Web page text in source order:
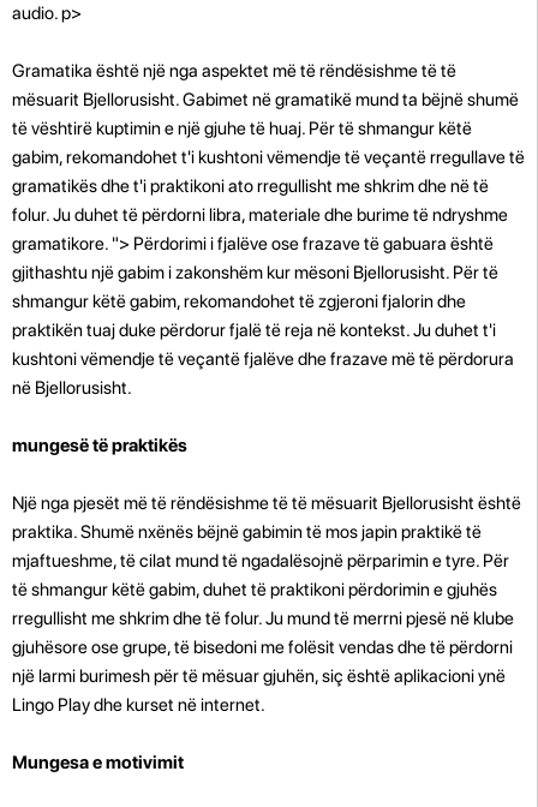
audio. p>
Gramatika është një nga aspektet më të rëndësishme të të
mësuarit Bjellorusisht. Gabimet në gramatikë mund ta bëjnë shumë
të vështirë kuptimin e një gjuhe të huaj. Për të shmangur këtë
gabim, rekomandohet t'i kushtoni vëmendje të veçantë rregullave të
gramatikës dhe t'i praktikoni ato rregullisht me shkrim dhe në të
folur. Ju duhet të përdorni libra, materiale dhe burime të ndryshme
gramatikore. "> Përdorimi i fjalëve ose frazave të gabuara është
gjithashtu një gabim i zakonshëm kur mësoni Bjellorusisht. Për të
shmangur këtë gabim, rekomandohet të zgjeroni fjalorin dhe
praktikën tuaj duke përdorur fjalë të reja në kontekst. Ju duhet t'i
kushtoni vëmendje të veçantë fjalëve dhe frazave më të përdorura
në Bjellorusisht.
mungesë të praktikës
Një nga pjesët më të rëndësishme të të mësuarit Bjellorusisht është
praktika. Shumë nxënës bëjnë gabimin të mos japin praktikë të
mjaftueshme, të cilat mund të ngadalësojnë përparimin e tyre. Për
të shmangur këtë gabim, duhet të praktikoni përdorimin e gjuhës
rregullisht me shkrim dhe të folur. Ju mund të merrni pjesë në klube
gjuhësore ose grupe, të bisedoni me folësit vendas dhe të përdorni
një larmi burimesh për të mësuar gjuhën, siç është aplikacioni ynë
Lingo Play dhe kurset në internet.
Mungesa e motivimit